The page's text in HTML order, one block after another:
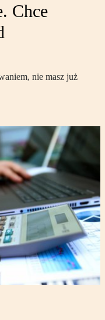
Chce
nie masz już